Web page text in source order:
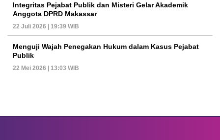
Integritas Pejabat Publik dan Misteri Gelar Akademik
Anggota DPRD Makassar
22 Juli 2026 | 19:39 WIB
Menguji Wajah Penegakan Hukum dalam Kasus Pejabat
Publik
22 Mei 2026 | 13:03 WIB